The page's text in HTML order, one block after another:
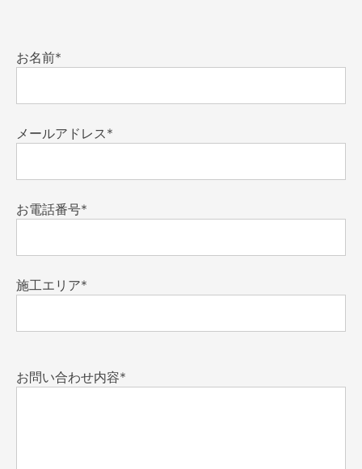
お名前*
メールアドレス*
お電話番号*
施工エリア*
お問い合わせ内容*